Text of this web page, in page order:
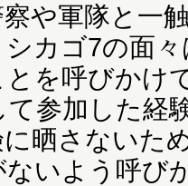
や軍隊と一
カゴ7の面
を呼びかけ
参加した経
晒さないた
いよう呼び